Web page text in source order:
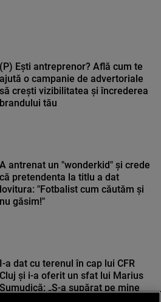
(P) Ești antreprenor? Află cum te
ajută o campanie de advertoriale
să crești vizibilitatea și încrederea
brandului tău
A antrenat un "wonderkid" și crede
că pretendenta la titlu a dat
lovitura: "Fotbalist cum căutăm și
nu găsim!"
I-a dat cu terenul în cap lui CFR
Cluj și i-a oferit un sfat lui Marius
Șumudică: „S-a supărat pe mine